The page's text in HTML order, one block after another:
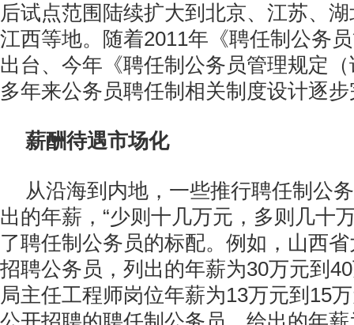
后试点范围陆续扩大到北京、江苏、
江西等地。随着2011年《聘任制公务
出台、今年《聘任制公务员管理规定
多年来公务员聘任制相关制度设计逐
薪酬待遇市场化
从沿海到内地，一些推行聘任制公
出的年薪，“少则十几万元，多则几十
了聘任制公务员的标配。例如，山西
招聘公务员，列出的年薪为30万元到
局主任工程师岗位年薪为13万元到15